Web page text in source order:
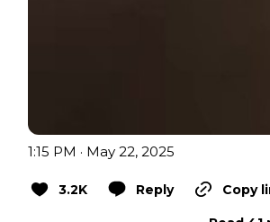
1:15 PM · May 22, 2025
3.2K Reply Copy